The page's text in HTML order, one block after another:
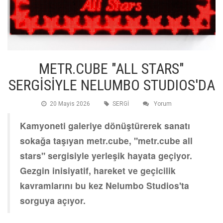
METR.CUBE "ALL STARS"
SERGİSİYLE NELUMBO STUDIOS'DA
20 Mayis 2026 SERGİ Yorum
Kamyoneti galeriye dönüştürerek sanatı
sokağa taşıyan metr.cube, "metr.cube all
stars" sergisiyle yerleşik hayata geçiyor.
Gezgin inisiyatif, hareket ve geçicilik
kavramlarını bu kez Nelumbo Studios'ta
sorguya açıyor.